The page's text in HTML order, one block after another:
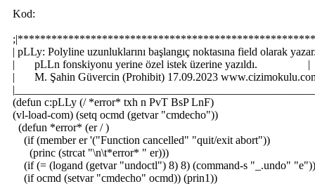
Kod:
| pLLy: Polyline uzunluklarını başlangıç noktasına field olarak
| pLLn fonskiyonu yerine özel istek üzerine yazıldı. |
| M. Şahin Güvercin (Prohibit) 17.09.2023
(defun c:pLLy (/ *error* txh n PvT BsP LnF)
(vl-load-com) (setq ocmd (getvar "cmdecho"))
(defun *error* (er / )
(if (member er '("Function cancelled" "quit/exit abort"))
(princ (strcat "\n\t*error* " er)))
(if (= (logand (getvar "undoctl") 8) 8) (command-s "_.undo" "e"))
(if ocmd (setvar "cmdecho" ocmd)) (prin1))